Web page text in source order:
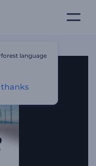
language
thanks